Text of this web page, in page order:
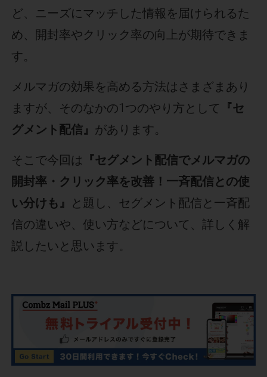
ど、ニーズにマッチした情報を届けられるた
め、開封率やクリック率の向上が期待できま
す。
メルマガの効果を高める方法はさまざまあり
ますが、そのなかの1つのやり方として
『セ
グメント配信』 があります。
そこで今回は 『セグメント配信でメルマガの
開封率・クリック率を改善！一斉配信との使
い分けも』
と題し、セグメント配信と一斉配
信の違いや、使い方などについて、詳しく解
説したいと思います。